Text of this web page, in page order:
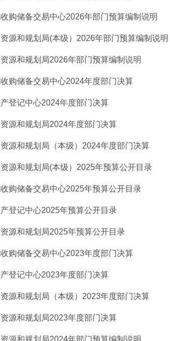
购储备交易中心2026年部门预算编制说明
源和规划局(本级）2026年部门预算编制说明
源和规划局2026年部门预算编制说明
购储备交易中心2024年度部门决算
登记中心2024年度部门决算
源和规划局2024年度部门决算
源和规划局（本级）2024年度部门决算
源和规划局(本级）2025年预算公开目录
购储备交易中心2025年预算公开目录
登记中心2025年预算公开目录
源和规划局2025年预算公开目录
购储备交易中心2023年度部门决算
登记中心2023年度部门决算
源和规划局（本级）2023年度部门决算
源和规划局2023年度部门决算
源和规划局2024年部门预算编制说明